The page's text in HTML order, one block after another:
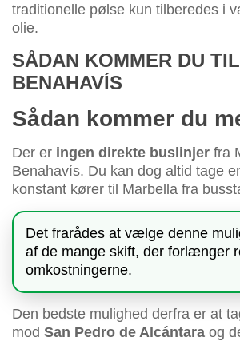
traditionelle pølse kun tilberedes i
olie.
SÅDAN KOMMER DU TIL
BENAHAVÍS
Sådan kommer du
Der er ingen direkte buslinjer fra
Benahavís. Du kan dog altid tage
konstant kører til Marbella fra
Det frarådes at vælge denne
af de mange skift, der forlænger
omkostningerne.
Den bedste mulighed derfra er at
mod San Pedro de Alcántara og